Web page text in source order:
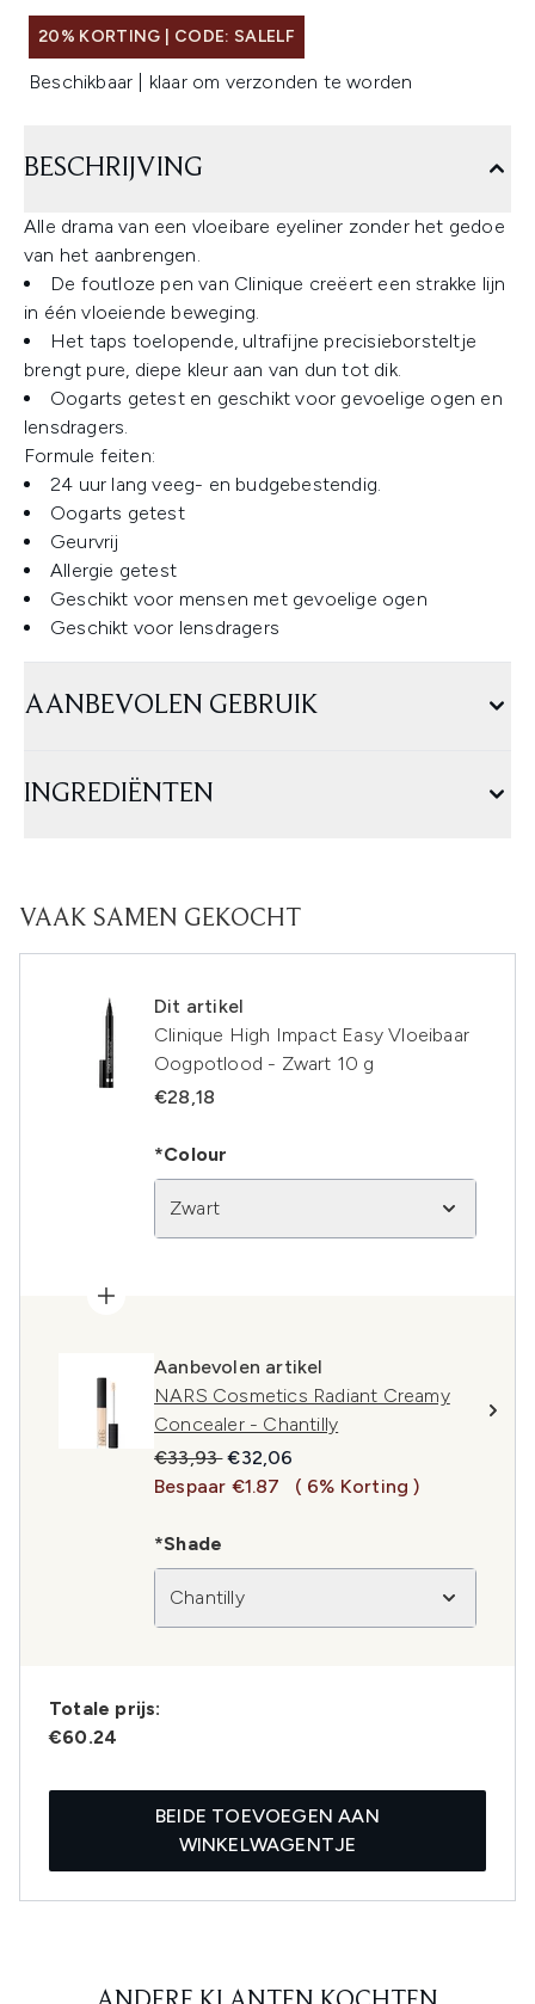
20% KORTING | CODE: SALELF
Beschikbaar | klaar om verzonden te worden
BESCHRIJVING
Alle drama van een vloeibare eyeliner zonder het gedoe
van het aanbrengen.
De foutloze pen van Clinique creëert een strakke lijn
in één vloeiende beweging.
Het taps toelopende, ultrafijne precisieborsteltje
brengt pure, diepe kleur aan van dun tot dik.
Oogarts getest en geschikt voor gevoelige ogen en
lensdragers.
Formule feiten:
24 uur lang veeg- en budgebestendig.
Oogarts getest
Geurvrij
Allergie getest
Geschikt voor mensen met gevoelige ogen
Geschikt voor lensdragers
AANBEVOLEN GEBRUIK
INGREDIËNTEN
VAAK SAMEN GEKOCHT
Dit artikel
Clinique High Impact Easy Vloeibaar
Oogpotlood - Zwart 10 g
€28,18
*Colour
Zwart
Aanbevolen artikel
NARS Cosmetics Radiant Creamy
Concealer - Chantilly
Recommended Retail Price:
€33,93Huidige prijs:
€32,06
Bespaar €1.87
( 6% Korting )
*Shade
Chantilly
Totale prijs:
€60.24
BEIDE TOEVOEGEN AAN
WINKELWAGENTJE